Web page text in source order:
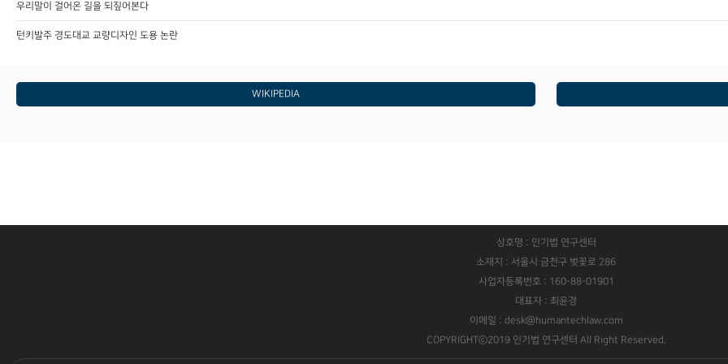
우리말이 걸어온 길을 되짚어본다
턴키발주 경도대교 교량디자인 도용 논란
WIKIPEDIA
상호명 : 인기법 연구센터
소재지 : 서울시 금천구 벚꽃로 286
사업자등록번호 : 160-88-01901
대표자 : 최윤경
이메일 : desk@humantechlaw.com
COPYRIGHTⓒ2019 인기법 연구센터 All Right Reserved.